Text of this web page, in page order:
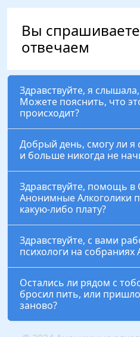
Вы
отвечаем
Здравствуйте, я
Можете пояснить, что
происходит?
Добрый день, смогу ли я
и больше никогда не
Здравствуйте, помощь в
Анонимные Алкоголики
какую-либо плату?
Здравствуйте, с вами
психологи на собраниях
Остались ли рядом с
бросил пить, или
заново?